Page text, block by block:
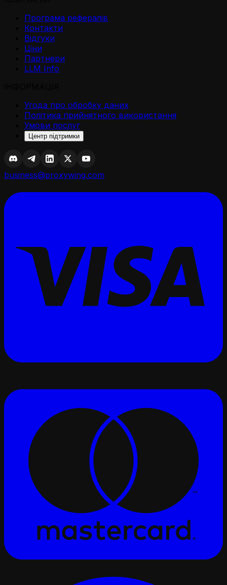
Програма рефералів
Контакти
Відгуки
Ціни
Партнери
LLM Info
Угода про обробку даних
Політика прийнятного використання
Умови послуг
Центр підтримки
business@proxywing.com